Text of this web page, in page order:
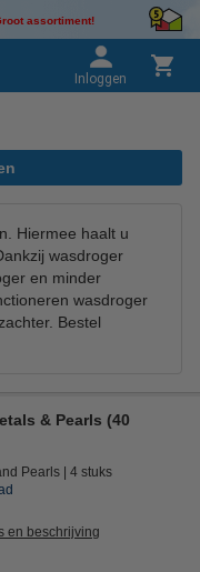
assortiment!
Inloggen
Hiermee haalt u
wasdroger
en minder
wasdroger
Bestel
& Pearls (40
Pearls
4 stuks
en beschrijving